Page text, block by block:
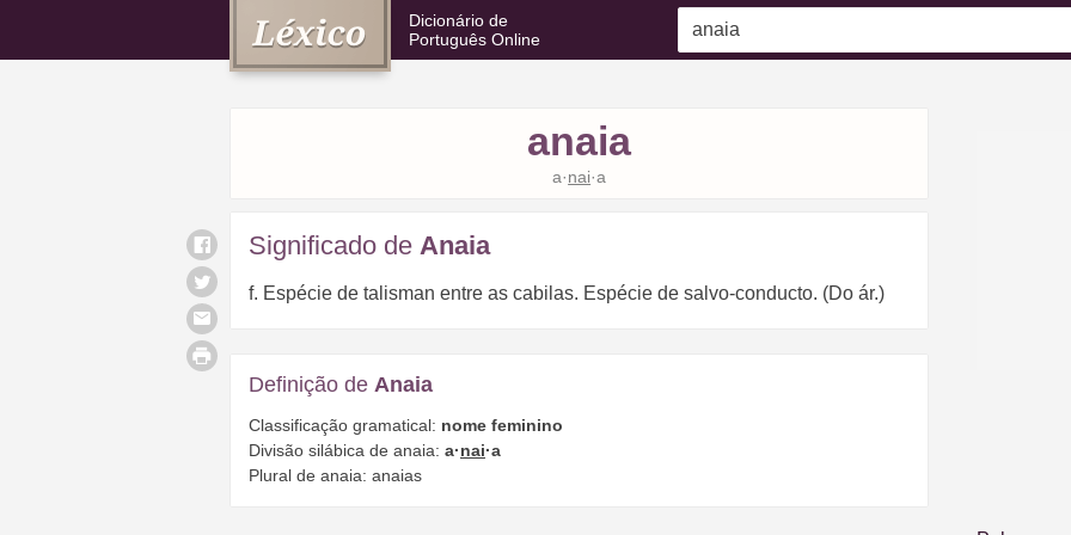
Dicionário de
Português Online
anaia
a·nai·a
Significado de Anaia
f. Espécie de talisman entre as cabilas. Espécie de salvo-conducto. (Do ár.)
Definição de Anaia
Classificação gramatical: nome feminino
Divisão silábica de anaia: a·nai·a
Plural de anaia: anaias